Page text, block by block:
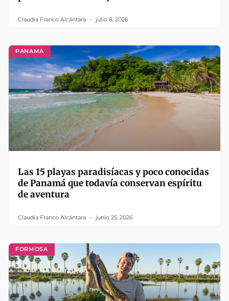
Claudia Franco Alcántara julio 8, 2026
PANAMÁ
Las 15 playas paradisíacas y poco conocidas
de Panamá que todavía conservan espíritu
de aventura
Claudia Franco Alcántara junio 25, 2026
FORMOSA